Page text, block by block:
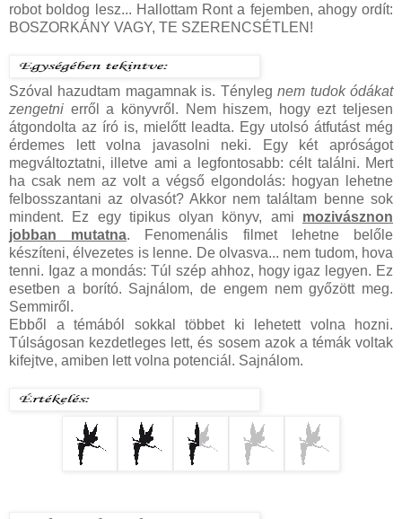
robot boldog lesz... Hallottam Ront a fejemben, ahogy ordít:
BOSZORKÁNY VAGY, TE SZERENCSÉTLEN!
Szóval hazudtam magamnak is. Tényleg nem tudok ódákat
zengetni erről a könyvről. Nem hiszem, hogy ezt teljesen
átgondolta az író is, mielőtt leadta. Egy utolsó átfutást még
érdemes lett volna javasolni neki. Egy két apróságot
megváltoztatni, illetve ami a legfontosabb: célt találni. Mert
ha csak nem az volt a végső elgondolás: hogyan lehetne
felbosszantani az olvasót? Akkor nem találtam benne sok
mindent. Ez egy tipikus olyan könyv, ami mozivásznon
jobban mutatna. Fenomenális filmet lehetne belőle
készíteni, élvezetes is lenne. De olvasva... nem tudom, hova
tenni. Igaz a mondás: Túl szép ahhoz, hogy igaz legyen. Ez
esetben a borító. Sajnálom, de engem nem győzött meg.
Semmiről.
Ebből a témából sokkal többet ki lehetett volna hozni.
Túlságosan kezdetleges lett, és sosem azok a témák voltak
kifejtve, amiben lett volna potenciál. Sajnálom.